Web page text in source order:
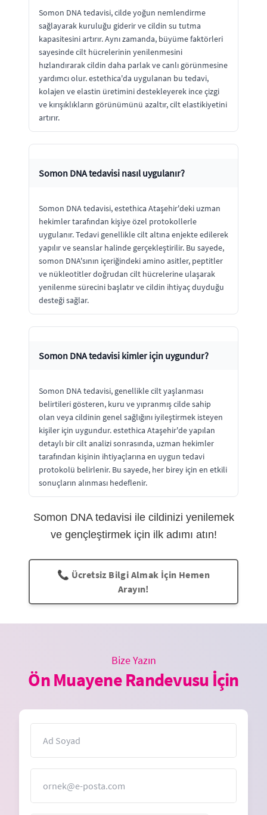
Somon DNA tedavisi, cilde yoğun nemlendirme
sağlayarak kuruluğu giderir ve cildin su tutma
kapasitesini artırır. Aynı zamanda, büyüme faktörleri
sayesinde cilt hücrelerinin yenilenmesini
hızlandırarak cildin daha parlak ve canlı görünmesine
yardımcı olur. estethica'da uygulanan bu tedavi,
kolajen ve elastin üretimini destekleyerek ince çizgi
ve kırışıklıkların görünümünü azaltır, cilt elastikiyetini
artırır.
Somon DNA tedavisi nasıl uygulanır?
Somon DNA tedavisi, estethica Ataşehir'deki uzman
hekimler tarafından kişiye özel protokollerle
uygulanır. Tedavi genellikle cilt altına enjekte edilerek
yapılır ve seanslar halinde gerçekleştirilir. Bu sayede,
somon DNA'sının içeriğindeki amino asitler, peptitler
ve nükleotitler doğrudan cilt hücrelerine ulaşarak
yenilenme sürecini başlatır ve cildin ihtiyaç duyduğu
desteği sağlar.
Somon DNA tedavisi kimler için uygundur?
Somon DNA tedavisi, genellikle cilt yaşlanması
belirtileri gösteren, kuru ve yıpranmış cilde sahip
olan veya cildinin genel sağlığını iyileştirmek isteyen
kişiler için uygundur. estethica Ataşehir'de yapılan
detaylı bir cilt analizi sonrasında, uzman hekimler
tarafından kişinin ihtiyaçlarına en uygun tedavi
protokolü belirlenir. Bu sayede, her birey için en etkili
sonuçların alınması hedeflenir.
Somon DNA tedavisi ile cildinizi yenilemek
ve gençleştirmek için ilk adımı atın!
📞 Ücretsiz Bilgi Almak İçin Hemen
Arayın!
Bize Yazın
Ön Muayene Randevusu İçin